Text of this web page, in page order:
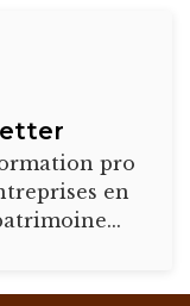
pro
en